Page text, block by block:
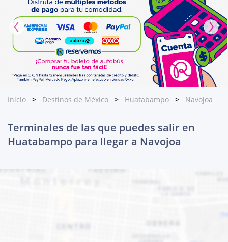
Inicio Destinos de México Huatabampo Navojoa
Terminales de las que puedes salir en
Huatabampo para llegar a Navojoa